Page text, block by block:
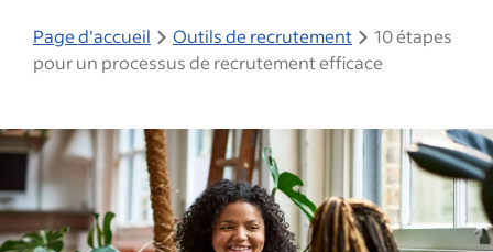
Page d'accueil Outils de recrutement
10 étapes
pour un processus de recrutement efficace